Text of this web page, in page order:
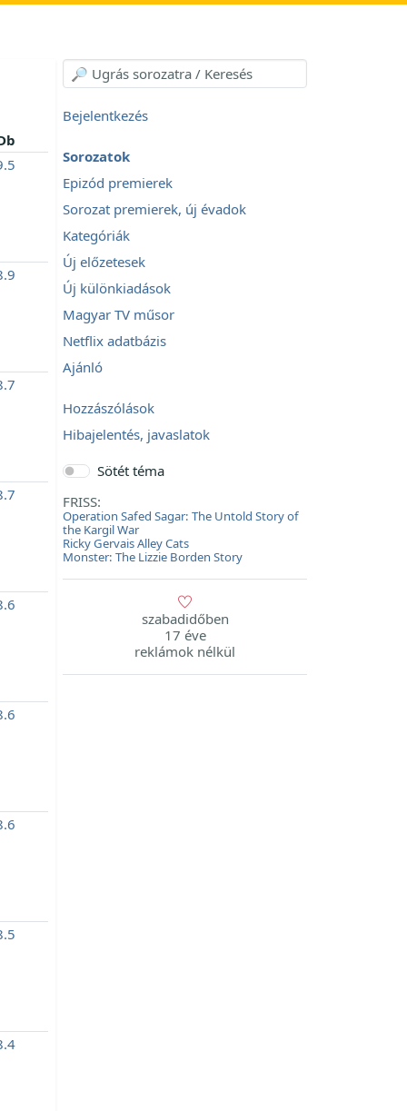
Bejelentkezés
Sorozatok
Epizód premierek
Sorozat premierek, új évadok
Kategóriák
Új előzetesek
Új különkiadások
Magyar TV műsor
Netflix adatbázis
Ajánló
Hozzászólások
Hibajelentés, javaslatok
Sötét téma
FRISS:
Operation Safed Sagar: The Untold Story of
the Kargil War
Ricky Gervais Alley Cats
Monster: The Lizzie Borden Story
szabadidőben
17 éve
reklámok nélkül